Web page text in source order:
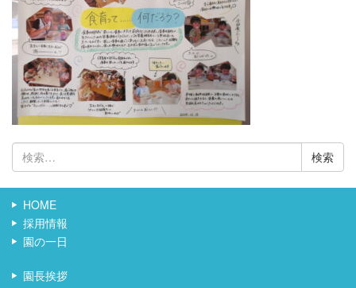
検
索:
HOME
採用情報
園の一日
園長挨拶